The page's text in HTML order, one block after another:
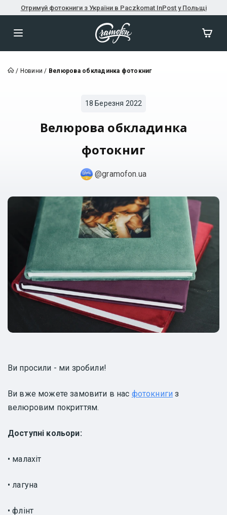
Отримуй фотокниги з України в Paczkomat InPost у Польщі
/ Новини / Велюрова обкладинка фотокниг
18 Березня 2022
Велюрова обкладинка
фотокниг
@gramofon.ua
Ви просили - ми зробили!
Ви вже можете замовити в нас фотокниги з
велюровим покриттям.
Доступні кольори:
• малахіт
• лагуна
• флінт